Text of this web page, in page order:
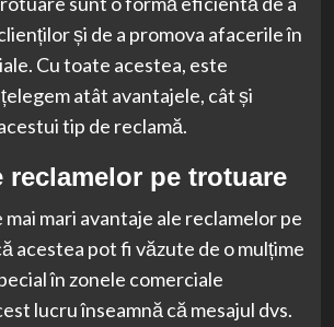
și de a promova afacerile în
Cu toate acestea, este
atât avantajele, cât și
tip de reclamă.
reclamelor pe trotuare
mari avantaje ale reclamelor pe
acestea pot fi văzute de o mulțime
în zonele comerciale
lucru înseamnă că mesajul dvs.